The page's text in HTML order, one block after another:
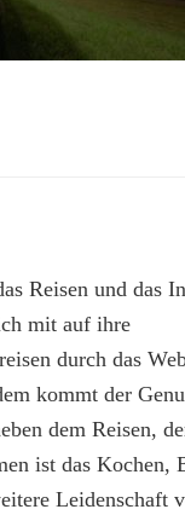
Reisen und das
mit auf ihre
durch das
kommt der
dem Reisen,
ist das Kochen,
Leidenschaft